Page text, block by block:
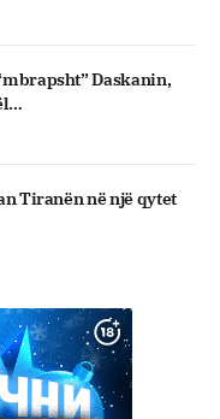
Daskanin,
Tiranën në një qytet